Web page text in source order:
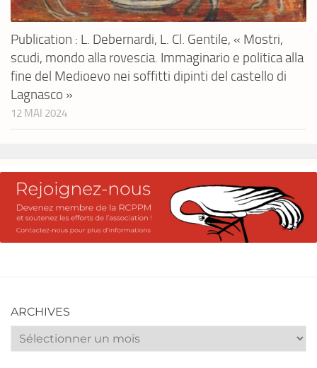
Publication : L. Debernardi, L. Cl. Gentile, « Mostri,
scudi, mondo alla rovescia. Immaginario e politica alla
fine del Medioevo nei soffitti dipinti del castello di
Lagnasco »
12 MAI 2024
ARCHIVES
Archives